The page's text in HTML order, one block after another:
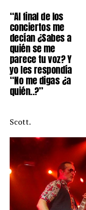
“Al final de los
conciertos me
decían ¿Sabes a
quién se me
parece tu voz? Y
yo les respondía
“No me digas ¿a
quién..?”
Scott.